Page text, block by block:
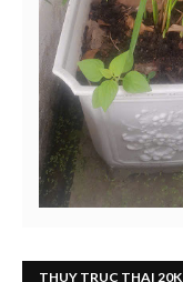
THUY TRUC THAI 20K